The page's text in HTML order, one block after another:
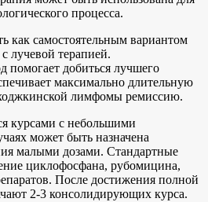
процесса.
как самостоятельным вариантом
лучевой терапией.
добиться лучшего
максимально длительную
лимфомы ремиссию.
курсами с небольшими
может быть назначена
малыми дозами. Стандартные
циклофосфана, рубомицина,
После достижения полной
2-3 консолидирующих курса.